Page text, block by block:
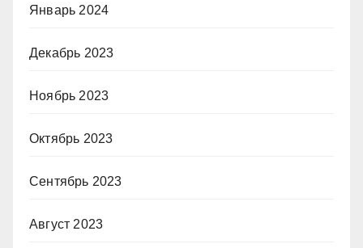
Январь 2024
Декабрь 2023
Ноябрь 2023
Октябрь 2023
Сентябрь 2023
Август 2023